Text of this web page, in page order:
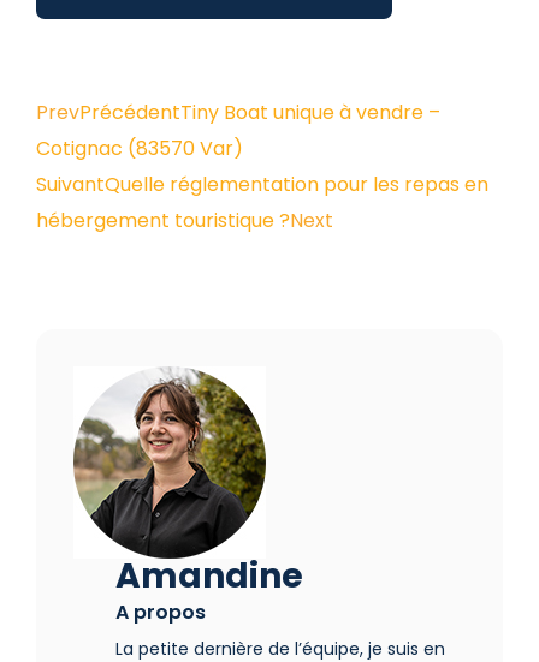
PrevPrécédentTiny Boat unique à vendre –
Cotignac (83570 Var)
SuivantQuelle réglementation pour les repas en
hébergement touristique ?Next
Amandine
A propos
La petite dernière de l’équipe, je suis en